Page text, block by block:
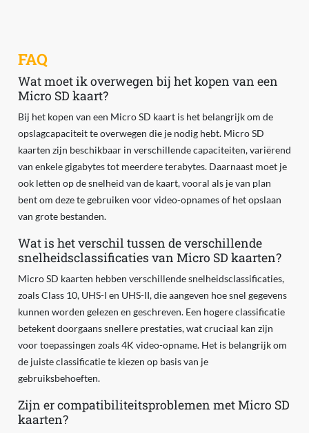
FAQ
Wat moet ik overwegen bij het kopen van een
Micro SD kaart?
Bij het kopen van een Micro SD kaart is het belangrijk om de
opslagcapaciteit te overwegen die je nodig hebt. Micro SD
kaarten zijn beschikbaar in verschillende capaciteiten, variërend
van enkele gigabytes tot meerdere terabytes. Daarnaast moet je
ook letten op de snelheid van de kaart, vooral als je van plan
bent om deze te gebruiken voor video-opnames of het opslaan
van grote bestanden.
Wat is het verschil tussen de verschillende
snelheidsclassificaties van Micro SD kaarten?
Micro SD kaarten hebben verschillende snelheidsclassificaties,
zoals Class 10, UHS-I en UHS-II, die aangeven hoe snel gegevens
kunnen worden gelezen en geschreven. Een hogere classificatie
betekent doorgaans snellere prestaties, wat cruciaal kan zijn
voor toepassingen zoals 4K video-opname. Het is belangrijk om
de juiste classificatie te kiezen op basis van je
gebruiksbehoeften.
Zijn er compatibiliteitsproblemen met Micro SD
kaarten?